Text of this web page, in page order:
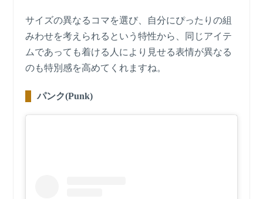
サイズの異なるコマを選び、自分にぴったりの組
みわせを考えられるという特性から、同じアイテ
ムであっても着ける人により見せる表情が異なる
のも特別感を高めてくれますね。
パンク(Punk)